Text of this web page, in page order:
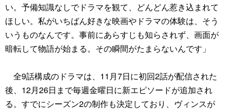
い。予備知識なしでドラマを観て、どんどん惹き込まれて
ほしい。私がいちばん好きな映画やドラマの体験は、そう
いうものなんです。事前にあらすじも知らされず、画面が
暗転して物語が始まる。その瞬間がたまらないんです」
全9話構成のドラマは、11月7日に初回2話が配信された
後、12月26日まで毎週金曜日に新エピソードが追加され
る。すでにシーズン2の制作も決定しており、ヴィンスが